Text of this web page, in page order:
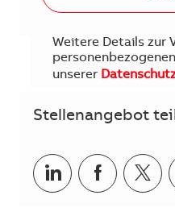
Weitere Details zur
unserer
Stellenangebot
Teilen viaTeilen